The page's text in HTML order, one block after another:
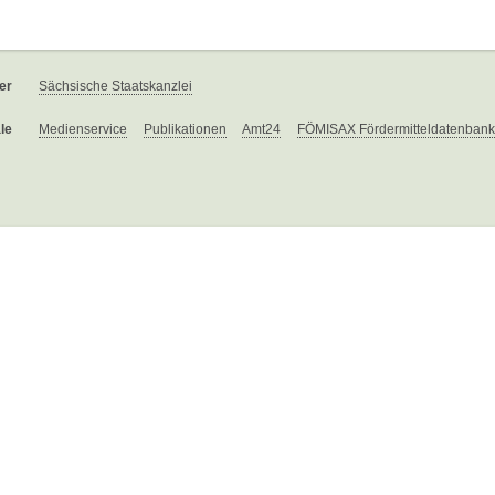
Sächsische Staatskanzlei
Medienservice Publikationen Amt24 FÖMISAX Fördermitteldatenbank